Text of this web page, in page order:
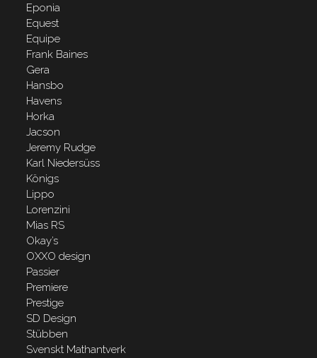
Eponia
Equest
Equipe
Frank Baines
Gera
Hansbo
Havens
Horka
Jacson
Jeremy Rudge
Karl Niedersüss
Königs
Lippo
Lorenzini
Mias RS
Okay’s
OXXO design
Passier
Premiere
Prestige
SD Design
Stübben
Svenskt Mathantverk